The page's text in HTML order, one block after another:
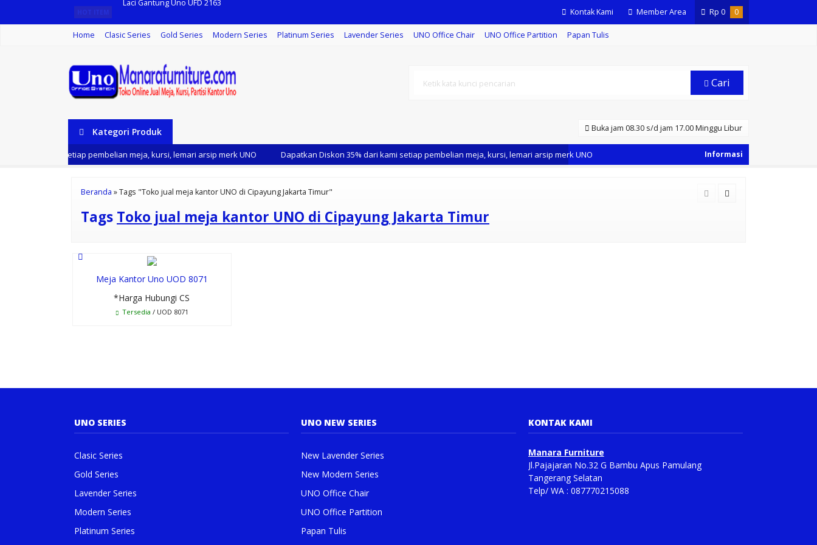
HOT ITEM
Kursi Kantor UNO KANO
Meja Rapat Kontak Uno UCT 1733
Meja Kantor Uno UOD-8074 N
Papan Tulis Whiteboard Standing 60x120 Single Face
Meja Utama Kantor Uno UOD 8076
Laci Gantung Uno UFD 2163
Kontak Kami Member Area Rp 0 0
Home Clasic Series Gold Series Modern Series Platinum Series Lavender Series UNO Office Chair UNO Office Partition Papan Tulis
Cari
Kategori Produk Buka jam 08.30 s/d jam 17.00 Minggu Libur
35% dari kami setiap pembelian meja, kursi, lemari arsip merk UNO Dapatkan Diskon 35% dari kami setiap pembelian meja, kursi, lemari arsip merk UNO
Beranda »Tags "Toko jual meja kantor UNO di Cipayung Jakarta Timur"
Tags Toko jual meja kantor UNO di Cipayung Jakarta Timur
Meja Kantor Uno UOD 8071
*Harga Hubungi CS
Tersedia / UOD 8071
UNO SERIES
Clasic Series
Gold Series
Lavender Series
Modern Series
Platinum Series
UNO NEW SERIES
New Lavender Series
New Modern Series
UNO Office Chair
UNO Office Partition
Papan Tulis
KONTAK KAMI
Manara Furniture
Jl.Pajajaran No.32 G Bambu Apus Pamulang
Tangerang Selatan
Telp/ WA : 087770215088